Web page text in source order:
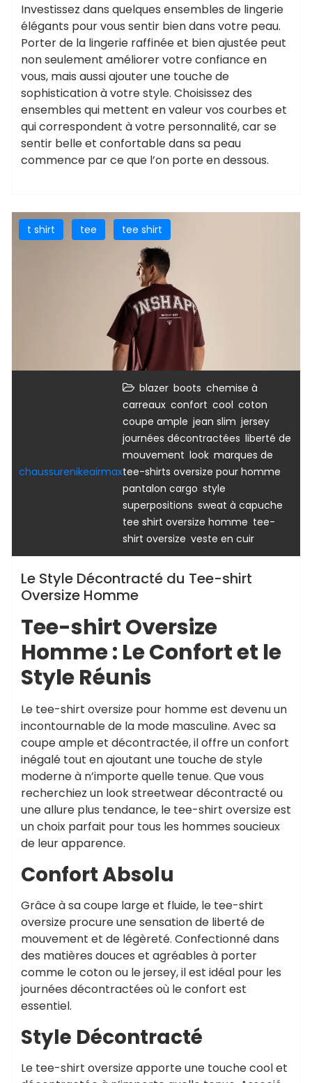
Investissez dans quelques ensembles de lingerie
élégants pour vous sentir bien dans votre peau.
Porter de la lingerie raffinée et bien ajustée peut
non seulement améliorer votre confiance en
vous, mais aussi ajouter une touche de
sophistication à votre style. Choisissez des
ensembles qui mettent en valeur vos courbes et
qui correspondent à votre personnalité, car se
sentir belle et confortable dans sa peau
commence par ce que l’on porte en dessous.
t shirt tee tee shirt
chaussurenikeairmax
blazer boots chemise à
carreaux confort cool coton
coupe ample jean slim jersey
journées décontractées liberté de
mouvement look marques de
tee-shirts oversize pour homme
pantalon cargo style
superpositions sweat à capuche
tee shirt oversize homme tee-
shirt oversize veste en cuir
Le Style Décontracté du Tee-shirt
Oversize Homme
Tee-shirt Oversize
Homme : Le Confort et le
Style Réunis
Le tee-shirt oversize pour homme est devenu un
incontournable de la mode masculine. Avec sa
coupe ample et décontractée, il offre un confort
inégalé tout en ajoutant une touche de style
moderne à n’importe quelle tenue. Que vous
recherchiez un look streetwear décontracté ou
une allure plus tendance, le tee-shirt oversize est
un choix parfait pour tous les hommes soucieux
de leur apparence.
Confort Absolu
Grâce à sa coupe large et fluide, le tee-shirt
oversize procure une sensation de liberté de
mouvement et de légèreté. Confectionné dans
des matières douces et agréables à porter
comme le coton ou le jersey, il est idéal pour les
journées décontractées où le confort est
essentiel.
Style Décontracté
Le tee-shirt oversize apporte une touche cool et